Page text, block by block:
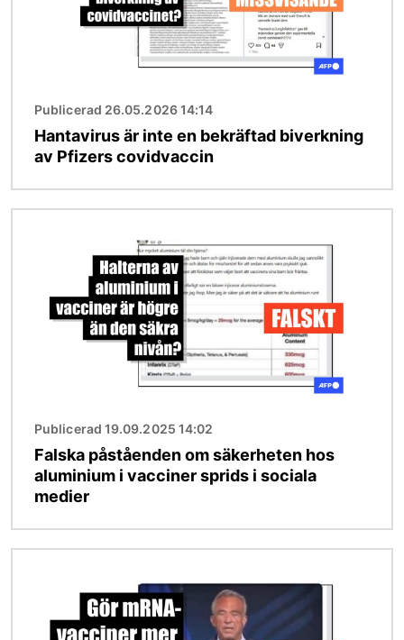
Publicerad 26.05.2026 14:14
Hantavirus är inte en bekräftad biverkning
av Pfizers covidvaccin
Publicerad 19.09.2025 14:02
Falska påståenden om säkerheten hos
aluminium i vacciner sprids i sociala
medier